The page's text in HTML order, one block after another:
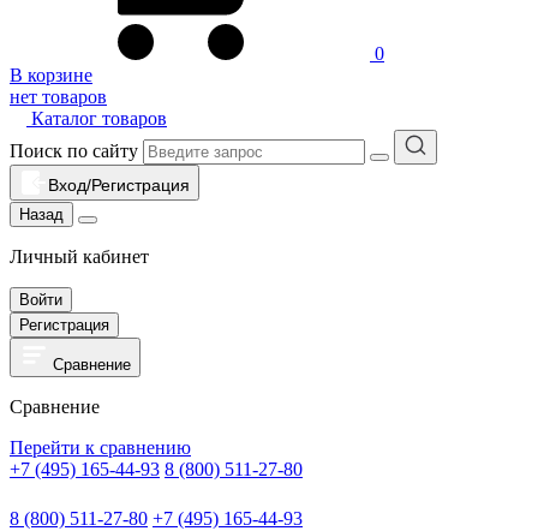
0
В корзине
нет товаров
Каталог товаров
Поиск по сайту
Вход/Регистрация
Назад
Личный кабинет
Войти
Регистрация
Сравнение
Сравнение
Перейти к сравнению
+7 (495) 165-44-93 8 (800) 511-27-80
8 (800) 511-27-80 +7 (495) 165-44-93